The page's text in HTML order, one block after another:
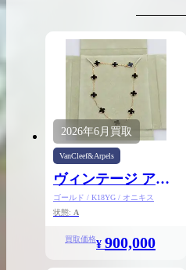
出張買取の
お申込み
2026年6月 買取
VanCleef&Arpels
ヴィンテージ アル
ハンブラ ネックレ
ス 10P
ゴールド / K18YG / オニキス
状態: A
買取価格¥ 900,000